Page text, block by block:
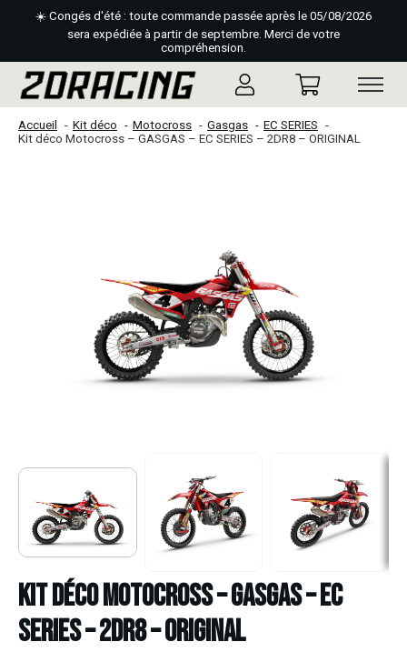
☀️ Congés d'été : toute commande passée après le 05/08/2026
sera expédiée à partir de septembre. Merci de votre
compréhension.
Accueil Kit déco Motocross Gasgas
EC SERIES
Kit déco Motocross – GASGAS – EC SERIES – 2DR8 – ORIGINAL
Kit déco Motocross – GASGAS – EC
SERIES – 2DR8 – ORIGINAL